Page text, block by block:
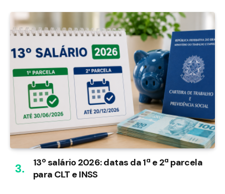
13º salário 2026: datas da 1ª e 2ª parcela
para CLT e INSS